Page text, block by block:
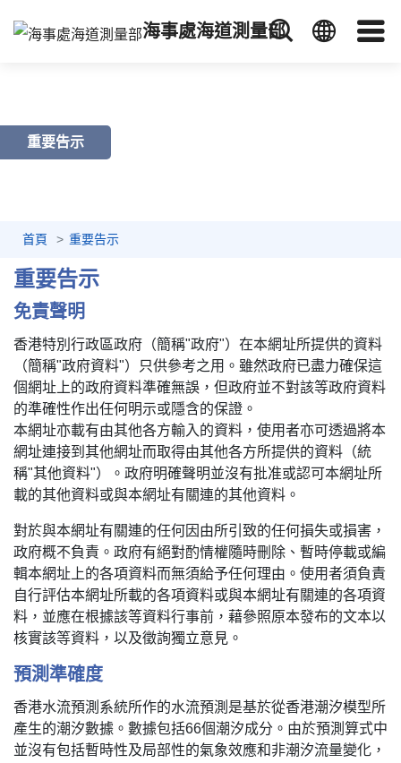
海事處海道測量部
重要告示
首頁 重要告示
重要告示
免責聲明
香港特別行政區政府（簡稱"政府"）在本網址所提供的資料
（簡稱"政府資料"）只供參考之用。雖然政府已盡力確保這
個網址上的政府資料準確無誤，但政府並不對該等政府資料
的準確性作出任何明示或隱含的保證。
本網址亦載有由其他各方輸入的資料，使用者亦可透過將本
網址連接到其他網址而取得由其他各方所提供的資料（統
稱"其他資料"）。政府明確聲明並沒有批准或認可本網址所
載的其他資料或與本網址有關連的其他資料。
對於與本網址有關連的任何因由所引致的任何損失或損害，
政府概不負責。政府有絕對酌情權隨時刪除、暫時停載或編
輯本網址上的各項資料而無須給予任何理由。使用者須負責
自行評估本網址所載的各項資料或與本網址有關連的各項資
料，並應在根據該等資料行事前，藉參照原本發布的文本以
核實該等資料，以及徵詢獨立意見。
預測準確度
香港水流預測系統所作的水流預測是基於從香港潮汐模型所
產生的潮汐數據。數據包括66個潮汐成分。由於預測算式中
並沒有包括暫時性及局部性的氣象效應和非潮汐流量變化，